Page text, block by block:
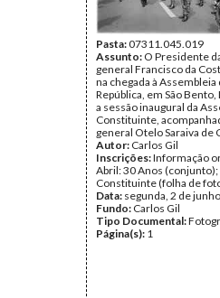
Pasta:07311.045.019
Assunto: O Presidente
general Francisco da
na chegada à Assembleia
República, em São Bento,
a sessão inaugural da
Constituinte,
general Otelo Saraiva de
Autor: Carlos Gil
Inscrições:Informação
Abril: 30 Anos
Constituinte (folha de
Data: segunda, 2 de
Fundo: Carlos Gil
Tipo Documental:
Página(s): 1